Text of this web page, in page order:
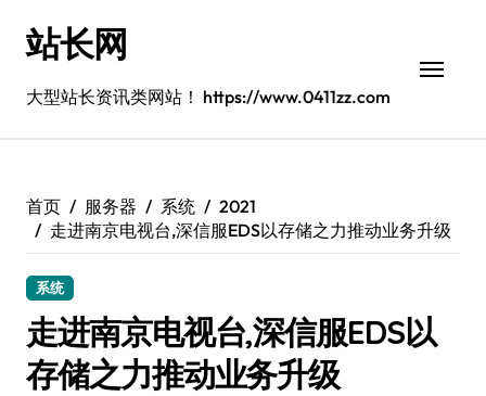
站长网
大型站长资讯类网站！ https://www.0411zz.com
首页 服务器 系统
2021
走进南京电视台,深信服EDS以存储之力推动业务升级
系统
走进南京电视台,深信服EDS以
存储之力推动业务升级